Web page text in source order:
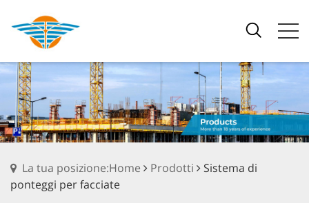
La tua posizione:Home Prodotti
Sistema di
ponteggi per facciate